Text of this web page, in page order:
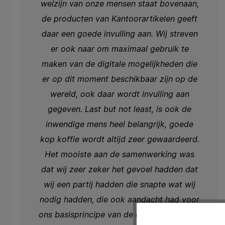
welzijn van onze mensen staat bovenaan,
de producten van Kantoorartikelen geeft
daar een goede invulling aan. Wij streven
er ook naar om maximaal gebruik te
maken van de digitale mogelijkheden die
er op dit moment beschikbaar zijn op de
wereld, ook daar wordt invulling aan
gegeven. Last but not least, is ook de
inwendige mens heel belangrijk, goede
kop koffie wordt altijd zeer gewaardeerd.
Het mooiste aan de samenwerking was
dat wij zeer zeker het gevoel hadden dat
wij een partij hadden die snapte wat wij
nodig hadden, die ook aandacht had voor
ons basisprincipe van de duurzaamheid en